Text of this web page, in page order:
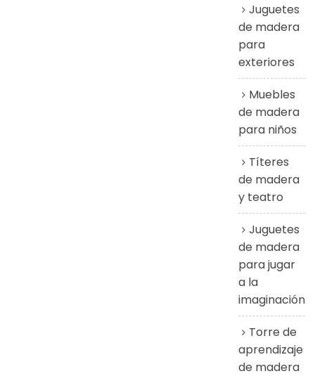
Juguetes
de madera
para
exteriores
Muebles
de madera
para niños
Títeres
de madera
y teatro
Juguetes
de madera
para jugar
a la
imaginación
Torre de
aprendizaje
de madera